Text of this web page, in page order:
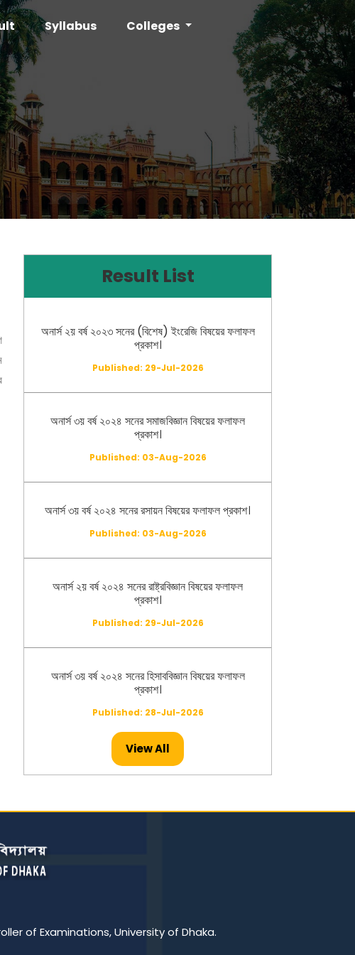
Syllabus Colleges
Result List
অনার্স ২য় বর্ষ ২০২৩ সনের (বিশেষ) ইংরেজি বিষয়ের ফলাফল
প্রকাশ।
Published: 29-Jul-2026
অনার্স ৩য় বর্ষ ২০২৪ সনের সমাজবিজ্ঞান বিষয়ের ফলাফল
প্রকাশ।
Published: 03-Aug-2026
অনার্স ৩য় বর্ষ ২০২৪ সনের রসায়ন বিষয়ের ফলাফল প্রকাশ।
Published: 03-Aug-2026
অনার্স ২য় বর্ষ ২০২৪ সনের রাষ্ট্রবিজ্ঞান বিষয়ের ফলাফল
প্রকাশ।
Published: 29-Jul-2026
অনার্স ৩য় বর্ষ ২০২৪ সনের হিসাববিজ্ঞান বিষয়ের ফলাফল
প্রকাশ।
Published: 28-Jul-2026
অনার্স ২য় বর্ষ ২০২৪ সনের মৃত্তিকাবিজ্ঞান বিষয়ের ফলাফল
প্রকাশ।
মাস্টার্স -২০২৪ সনের হিসাববিজ্ঞান বিষয়ের ফলাফল প্রকাশ।
View All
of Examinations, University of Dhaka.